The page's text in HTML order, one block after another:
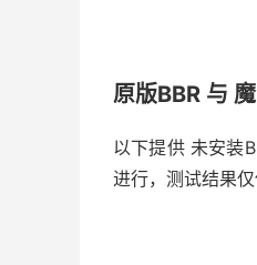
原版BBR 与
以下提供 未安装
进行，测试结果仅